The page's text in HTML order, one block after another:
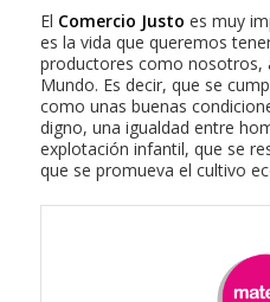
El Comercio Justo es muy
es la vida que queremos
productores como nosotros,
Mundo. Es decir, que se
como unas buenas
digno, una igualdad entre
explotación infantil, que se
que se promueva el cultivo